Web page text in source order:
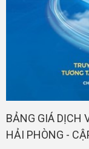
BẢNG GIÁ DỊCH
HẢI PHÒNG -